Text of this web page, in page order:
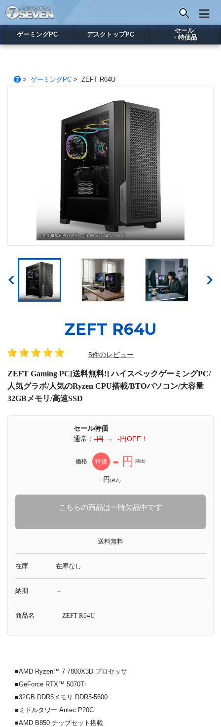
ゲーミングPC デスクトップPC
セール
・特価品
> ゲーミングPC> ZEFT R64U
ZEFT R64U
5件のレビュー
ZEFT Gaming PC[送料無料!] ハイスペックゲーミングPC/
人気グラボ/人気のRyzen CPU搭載/BTOパソコン/大容量
32GBメモリ/高速SSD
セール特価
通常：-円 → -円OFF！
価格 特価 - 円 (税抜)
-円(税込)
こちらの商品は一時欠品中です
送料無料
在庫 在庫なし
納期 －
商品名 ZEFT R64U
■AMD Ryzen™ 7 7800X3D プロセッサ
■GeForce RTX™ 5070Ti
■32GB DDR5メモリ DDR5-5600
■ミドルタワー Antec P20C
■AMD B850 チップセット搭載